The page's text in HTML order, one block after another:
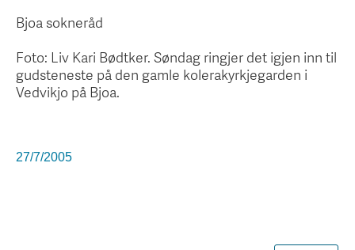
Bjoa sokneråd
Foto: Liv Kari Bødtker. Søndag ringjer det igjen inn til
gudsteneste på den gamle kolerakyrkjegarden i
Vedvikjo på Bjoa.
27/7/2005